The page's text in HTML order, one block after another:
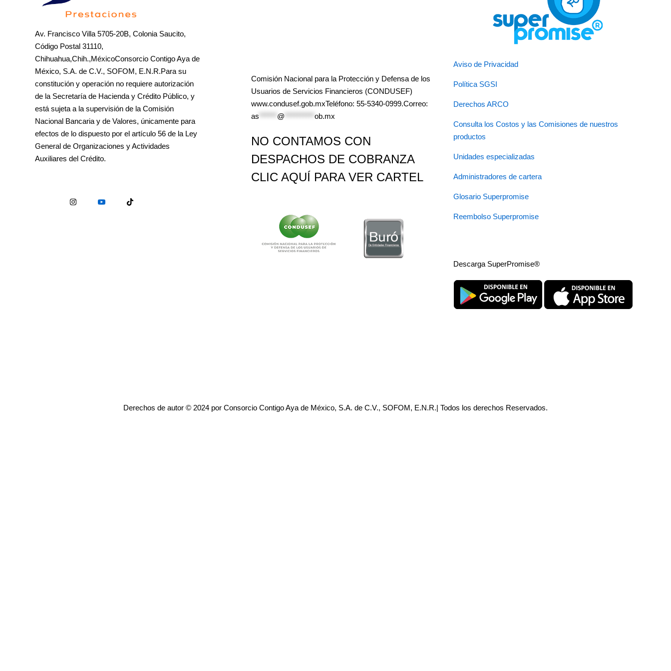
Av. Francisco Villa 5705-20B, Colonia Saucito,
Código Postal 31110,
Chihuahua,Chih.,MéxicoConsorcio Contigo Aya de
México, S.A. de C.V., SOFOM, E.N.R.Para su
constitución y operación no requiere autorización
de la Secretaría de Hacienda y Crédito Público, y
está sujeta a la supervisión de la Comisión
Nacional Bancaria y de Valores, únicamente para
efectos de lo dispuesto por el artículo 56 de la Ley
General de Organizaciones y Actividades
Auxiliares del Crédito.
Comisión Nacional para la Protección y Defensa de los
Usuarios de Servicios Financieros (CONDUSEF)
www.condusef.gob.mxTeléfono: 55-5340-0999.Correo:
as
@ ob.mx
NO CONTAMOS CON
DESPACHOS DE COBRANZA
CLIC AQUÍ PARA VER CARTEL
Aviso de Privacidad
Política SGSI
Derechos ARCO
Consulta los Costos y las Comisiones de nuestros
productos
Unidades especializadas
Administradores de cartera
Glosario Superpromise
Reembolso Superpromise
Descarga SuperPromise®
Derechos de autor © 2024 por Consorcio Contigo Aya de México, S.A. de C.V., SOFOM, E.N.R.| Todos los derechos Reservados.